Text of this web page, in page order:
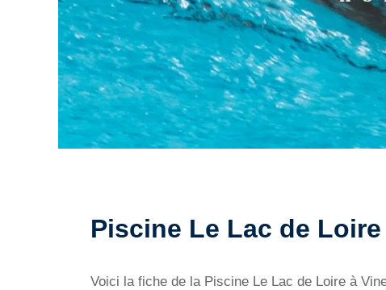
Piscine Le Lac de
Voici la fiche de la Piscine Le Lac de Loire à